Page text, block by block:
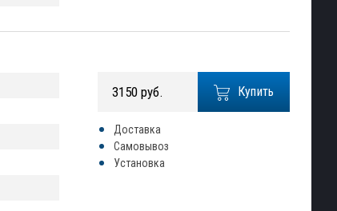
Купить
3150 руб.
Доставка
Самовывоз
Установка